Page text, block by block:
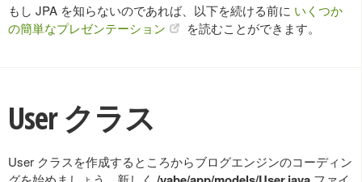
もし JPA を知らないのであれば、以下を続ける前に いくつか
の簡単なプレゼンテーション
を読むことができます。
User クラス
User クラスを作成するところからブログエンジンのコーディン